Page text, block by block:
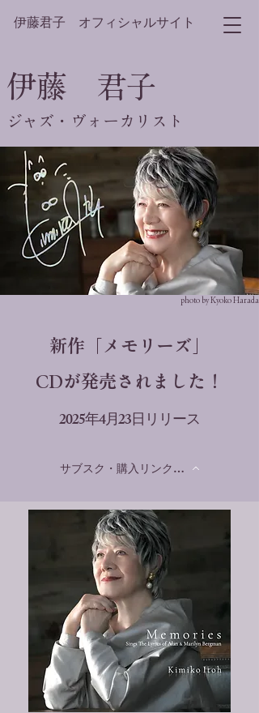
伊藤君子 オフィシャルサイト
伊藤 君子
ジャズ・ヴォーカリスト
photo by Kyoko Harada
新作「メモリーズ」
CDが発売されまし​た！
2025年4月23日リリース
サブスク・購入リンクはこちら！